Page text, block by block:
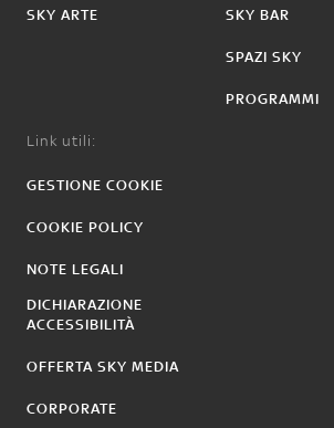
SKY ARTE SKY BAR
SPAZI SKY
PROGRAMMI
Link utili:
GESTIONE COOKIE
COOKIE POLICY
NOTE LEGALI
DICHIARAZIONE
ACCESSIBILITÀ
OFFERTA SKY MEDIA
CORPORATE